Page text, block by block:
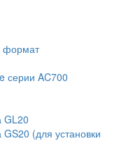
формат
серии AC700
GL20
(для установки